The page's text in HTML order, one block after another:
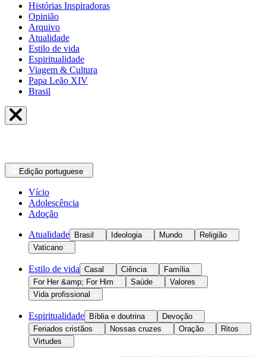
Histórias Inspiradoras
Opinião
Arquivo
Atualidade
Estilo de vida
Espiritualidade
Viagem & Cultura
Papa Leão XIV
Brasil
Edição portuguese
Vício
Adolescência
Adoção
Atualidade Brasil Ideologia Mundo
Religião
Vaticano
Estilo de vida Casal Ciência
Família
For Her &amp; For Him
Saúde
Valores
Vida profissional
Espiritualidade Bíblia e doutrina
Devoção
Feriados cristãos
Nossas cruzes Oração
Ritos
Virtudes